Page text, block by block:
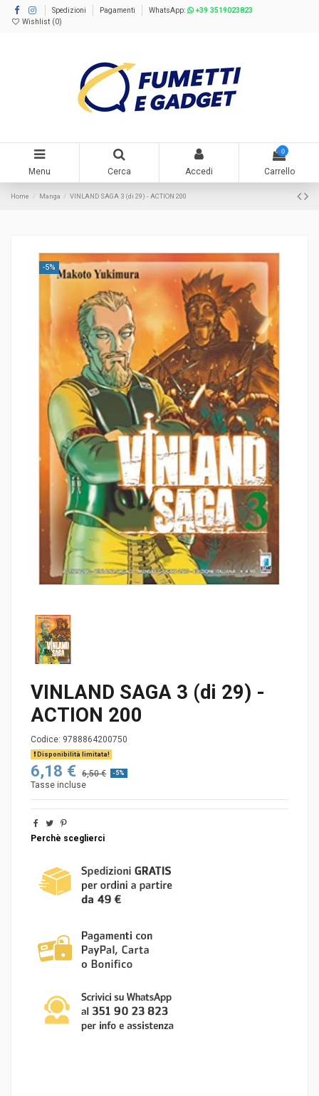
Spedizioni Pagamenti WhatsApp:
+39 3519023823
Wishlist (0)
Menu Cerca Accedi
0
Carrello
Home Manga VINLAND SAGA 3 (di 29) - ACTION 200
-5%
VINLAND SAGA 3 (di 29) -
ACTION 200
Codice: 9788864200750
Disponibilità limitata!
6,18 € 6,50 € -5%
Tasse incluse
Perchè sceglierci